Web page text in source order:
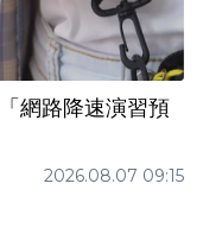
網路降速演習預
2026.08.07 09:15